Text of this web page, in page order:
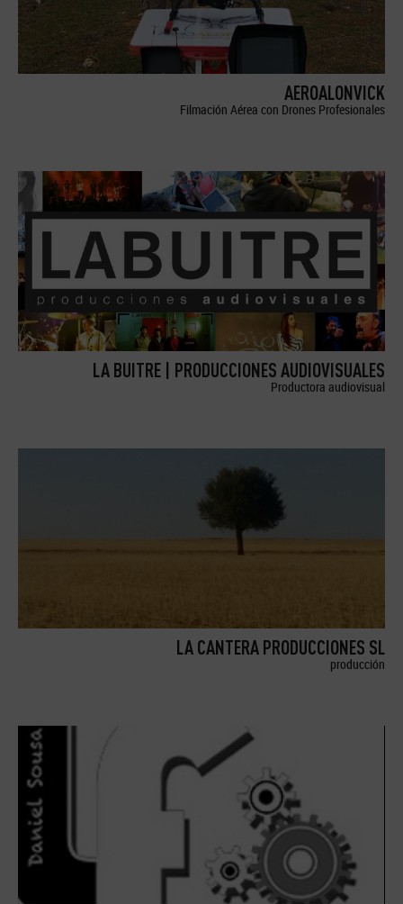
AEROALONVICK
Filmación Aérea con Drones Profesionales
LA BUITRE | PRODUCCIONES AUDIOVISUALES
Productora audiovisual
LA CANTERA PRODUCCIONES SL
producción